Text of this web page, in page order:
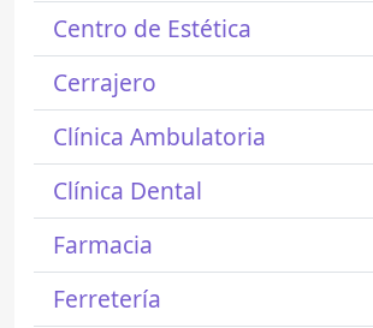
Centro de Estética
Cerrajero
Clínica Ambulatoria
Clínica Dental
Farmacia
Ferretería